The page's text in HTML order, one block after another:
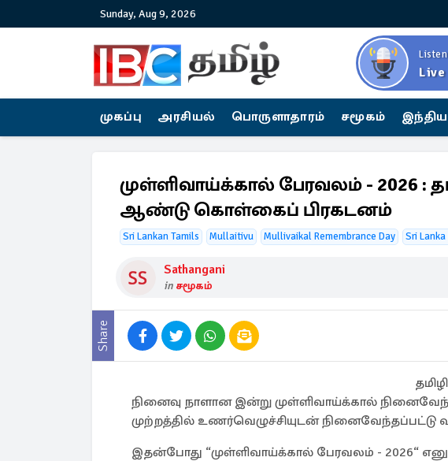
Sunday, Aug 9, 2026
Listen
Live
முகப்பு அரசியல் பொருளாதாரம் சமூகம்
முள்ளிவாய்க்கால் பேரவலம் - 2026 :
ஆண்டு கொள்கைப் பிரகடனம்
Sri Lankan Tamils Mullaitivu Mullivaikal Remembrance Day Sri
Sathangani
in சமூகம்
Share
நினைவு நாளான இன்று முள்ளிவாய்க்கால்
முற்றத்தில் உணர்வெழுச்சியுடன் நினைவேந்தப்பட்டு
இதன்போது “முள்ளிவாய்க்கால் பேரவலம் - 2026“